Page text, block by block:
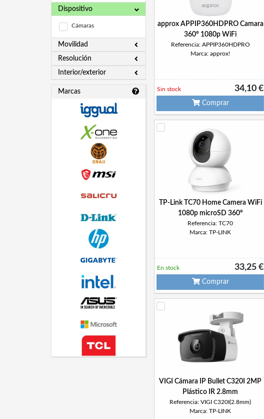
Dispositivo
Cámaras
Movilidad
Resolución
Interior/exterior
Marcas
approx APPIP360HDPRO Camara
360º 1080p WiFi
Referencia: APPIP360HDPRO
Marca: approx!
34,10 €
Sin stock
Comprar
TP-Link TC70 Home Camera WiFi
1080p microSD 360º
Referencia: TC70
Marca: TP-LINK
33,25 €
En stock
Comprar
VIGI Cámara IP Bullet C320I 2MP
Plástico IR 2.8mm
Referencia: VIGI C320I(2.8mm)
Marca: TP-LINK